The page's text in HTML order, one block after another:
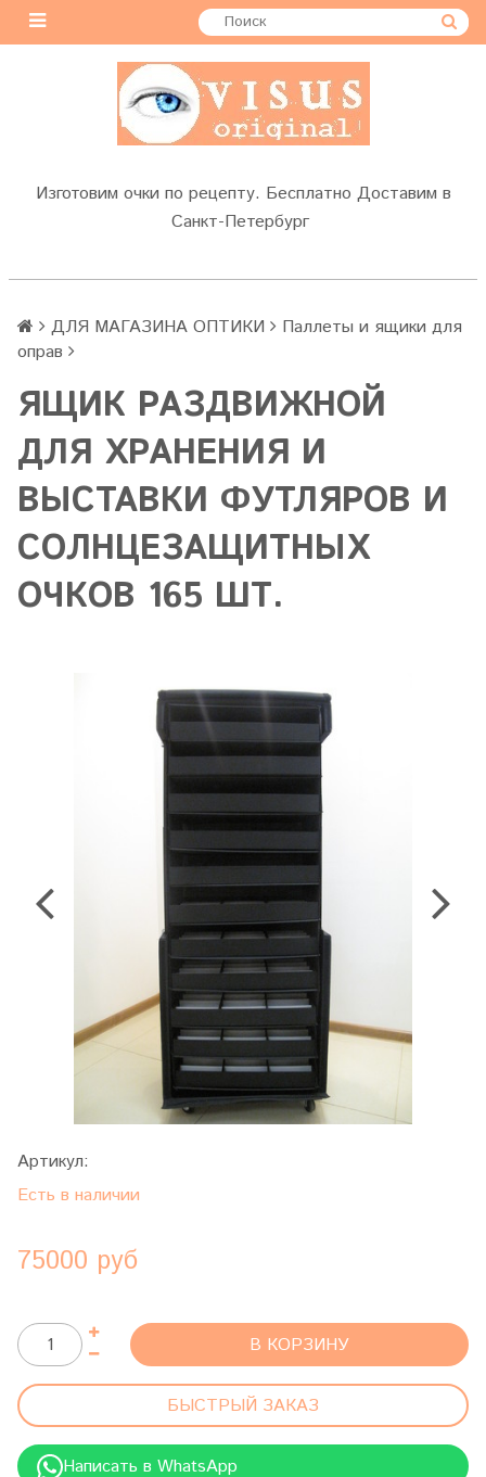
Изготовим очки по рецепту. Бесплатно Доставим в
Санкт-Петербург
ДЛЯ МАГАЗИНА ОПТИКИ
Паллеты и ящики для
оправ
ЯЩИК РАЗДВИЖНОЙ
ДЛЯ ХРАНЕНИЯ И
ВЫСТАВКИ ФУТЛЯРОВ И
СОЛНЦЕЗАЩИТНЫХ
ОЧКОВ 165 ШТ.
Артикул:
Есть в наличии
75000 руб
В КОРЗИНУ
БЫСТРЫЙ ЗАКАЗ
Написать в WhatsApp